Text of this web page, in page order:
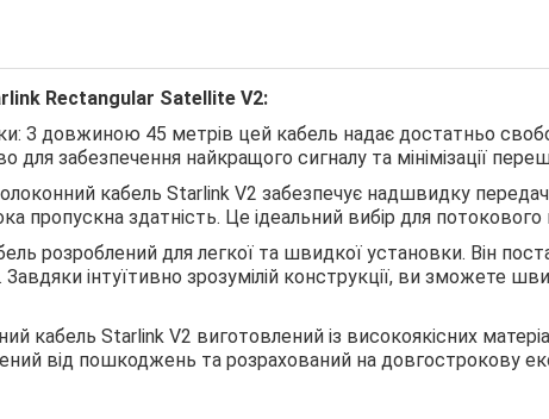
Rectangular Satellite V2:
З довжиною 45 метрів цей кабель надає достатньо
забезпечення найкращого сигналу та мінімізації
кабель Starlink V2 забезпечує надшвидку
пропускна здатність. Це ідеальний вибір для потокового
розроблений для легкої та швидкої установки. Він
інтуїтивно зрозумілій конструкції, ви зможете
кабель Starlink V2 виготовлений із високоякісних
від пошкоджень та розрахований на довгострокову